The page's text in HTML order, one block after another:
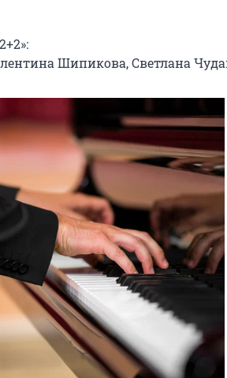
Шипикова, Светлана